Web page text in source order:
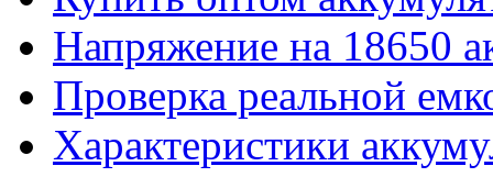
Напряжение на 18650
Проверка реальной
Характеристики